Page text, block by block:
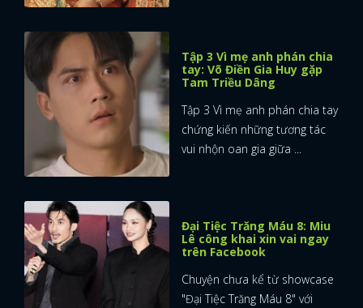
Tập 3 Vì mẹ anh phán chia
tay: Võ Điền Gia Huy gặp
Tam Triều Dâng
Tập 3 Vì mẹ anh phán chia tay
chứng kiến những tương tác
vui nhộn oan gia giữa ...
Đại Tiệc Trăng Máu 8: Miu
Lê công khai xin vai ngay
trên Facebook
Chuyện chưa kể từ showcase
"Đại Tiệc Trăng Máu 8" với